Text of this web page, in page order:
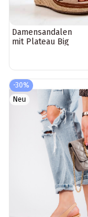
Damensandalen
mit Plateau Big
-30%
Neu